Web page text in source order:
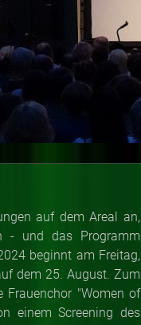
auf dem Areal an,
- und das Programm
beginnt am Freitag,
dem 25. August. Zum
"Women of
einem Screening des